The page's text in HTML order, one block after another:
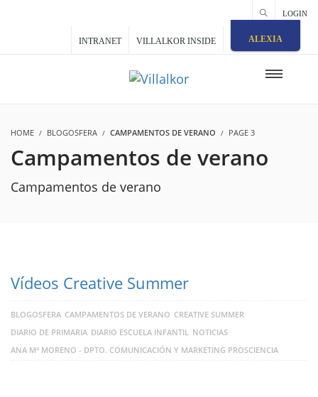
LOGIN
INTRANET VILLALKOR INSIDE ALEXIA
HOME BLOGOSFERA CAMPAMENTOS DE VERANO PAGE 3
Campamentos de verano
Campamentos de verano
Vídeos Creative Summer
BLOGOSFERA CAMPAMENTOS DE VERANO CREATIVE SUMMER
DIARIO DE PRIMARIA DIARIO ESCUELA INFANTIL NOTICIAS
ANA Mª MORENO - DPTO. COMUNICACIÓN Y MARKETING PROSCIENCIA